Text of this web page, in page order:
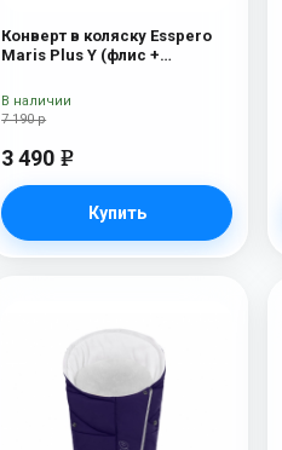
Конверт в коляску Esspero
Maris Plus Y (флис +
7 190 р
3 490 e
Купить
В наличии